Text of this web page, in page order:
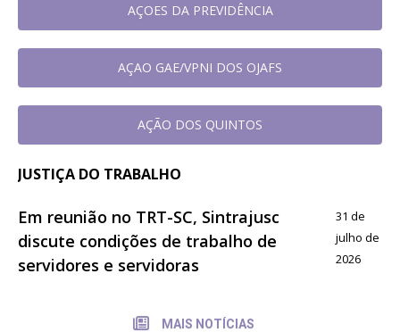
AÇOES DA PREVIDÊNCIA
AÇAO GAE/VPNI DOS OJAFS
AÇÃO DOS QUINTOS
JUSTIÇA DO TRABALHO
Em reunião no TRT-SC, Sintrajusc
discute condições de trabalho de
servidores e servidoras
31 de
julho de
2026
MAIS NOTÍCIAS